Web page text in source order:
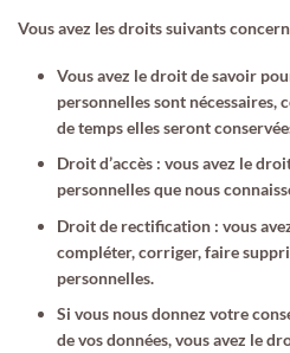
Vous avez les droits suivants
Vous avez le droit de savoir
personnelles sont
de temps elles seront
Droit d’accès : vous avez le
personnelles que nous
Droit de rectification : vous
compléter, corriger, faire
personnelles.
Si vous nous donnez votre
de vos données, vous avez le